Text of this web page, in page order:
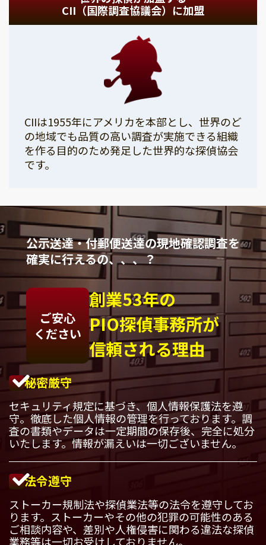
CII（国際調査協議会）に加盟
CIIは1955年にアメリカを本部とし、世界のど
の地域でも品質の高い調査が実施できる組織
を作る目的のため発足した世界的な探偵協会
です。
公示送達・付郵便送達の現地確認調査を
確実に行えるの、、、？
ご安心
ください
創業53年の
PIO探偵事務所が
信頼される理由
秘密厳守
セキュリティ規定に基づき、個人情報保護法を遵
守。徹底した個人情報の管理を行っております。調
査の書類やデータは一定期間の保存後、完全に処分
いたします。情報が漏えいは一切ございません。
法令遵守
ストーカー規制法や探偵業法等の法令を遵守してお
ります。ストーカーやその他の犯罪の可能性のある
ご相談内容や、差別や人権侵害に関わる違法な探偵
業務等は一切お受けしておりません。